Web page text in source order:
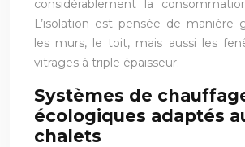
considérablement la
L’isolation est pensée de manière
les murs, le toit, mais aussi les
vitrages à triple épaisseur.
Systèmes de
écologiques adaptés
chalets